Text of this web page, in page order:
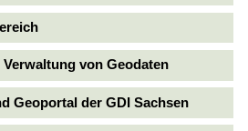
von Geodaten
Geoportal der GDI Sachsen